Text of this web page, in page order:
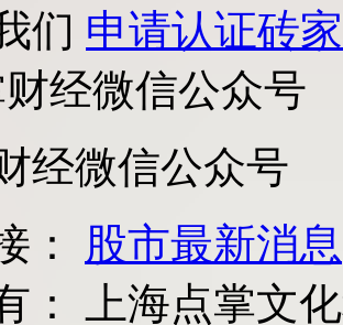
们 申请认证砖家
经微信公众号
：
股市最新消息
：
上海点掌文